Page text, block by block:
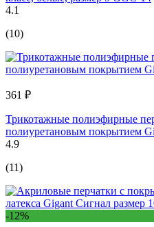
4.1
(10)
361 ₽
Трикотажные полиэфирные
полиуретановым покрытием
4.9
(11)
-12%